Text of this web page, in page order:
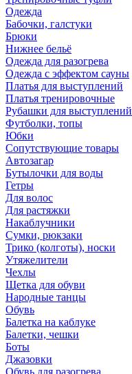
Одежда
Бабочки, галстуки
Брюки
Нижнее бельё
Одежда для разогрева
Одежда с эффектом сауны
Платья для выступлений
Платья тренировочные
Рубашки для выступлений
Футболки, топы
Юбки
Сопутствующие товары
Автозагар
Бутылочки для воды
Гетры
Для волос
Для растяжки
Накаблучники
Сумки, рюкзаки
Трико (колготы), носки
Утяжелители
Чехлы
Щетка для обуви
Народные танцы
Обувь
Балетка на каблуке
Балетки, чешки
Боты
Джазовки
Обувь для разогрева